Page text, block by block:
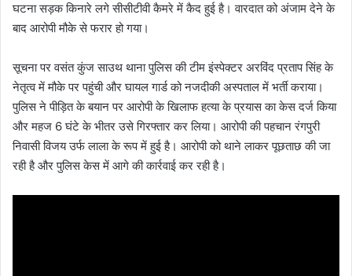
घटना सड़क किनारे लगे सीसीटीवी कैमरे में कैद हुई है। वारदात को अंजाम देने के
बाद आरोपी मौके से फरार हो गया।
सूचना पर वसंत कुंज साउथ थाना पुलिस की टीम इंस्पेक्टर अरविंद प्रताप सिंह के
नेतृत्व में मौके पर पहुंची और घायल गार्ड को नजदीकी अस्पताल में भर्ती कराया।
पुलिस ने पीड़ित के बयान पर आरोपी के खिलाफ हत्या के प्रयास का केस दर्ज किया
और महज 6 घंटे के भीतर उसे गिरफ्तार कर लिया। आरोपी की पहचान रंगपुरी
निवासी विजय उर्फ लाला के रूप में हुई है। आरोपी को थाने लाकर पूछताछ की जा
रही है और पुलिस केस में आगे की कार्रवाई कर रही है।